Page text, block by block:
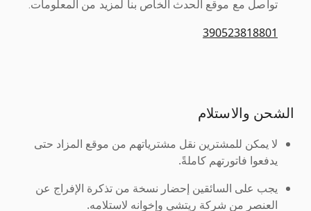
تواصل مع موقع الحدث الخاص بنا لمزيد من المعلومات.
390523818801
الشحن والاستلام
لا يمكن للمشترين نقل مشترياتهم من موقع المزاد حتى
يدفعوا فاتورتهم كاملةً.
يجب على السائقين إحضار نسخة من تذكرة الإفراج عن
العنصر من شركة ريتشي وإخوانه لاستلامه.